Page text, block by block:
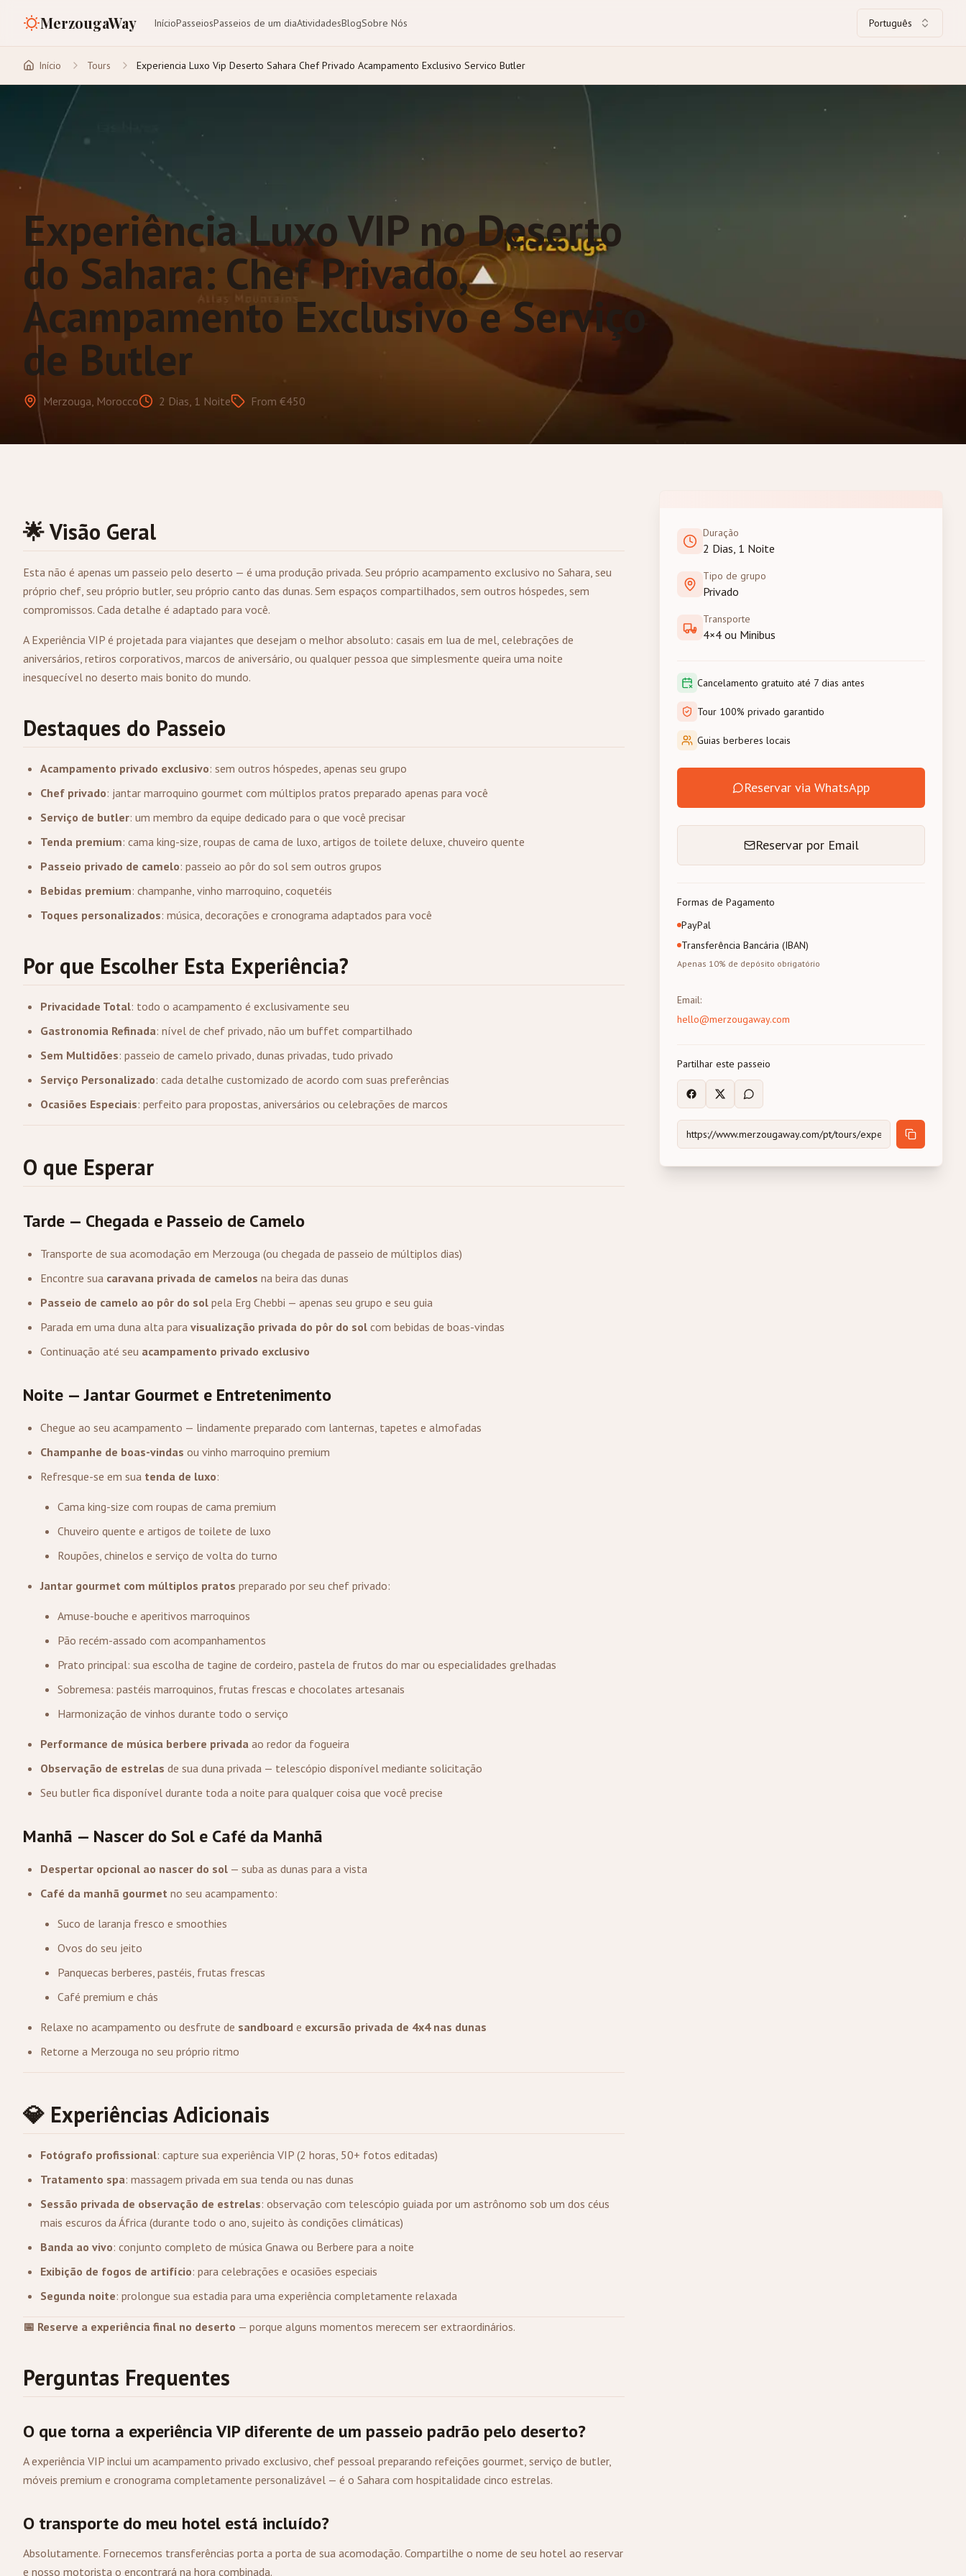
MerzougaWay InícioPasseiosPasseios de um diaAtividadesBlogSobre Nós Português
Início Tours Experiencia Luxo Vip Deserto Sahara Chef Privado Acampamento Exclusivo Servico Butler
Experiência Luxo VIP no Deserto
do Sahara: Chef Privado,
Acampamento Exclusivo e Serviço
de Butler
Merzouga, Morocco 2 Dias, 1 Noite From €450
🌟 Visão Geral
Esta não é apenas um passeio pelo deserto — é uma produção privada. Seu próprio acampamento exclusivo no Sahara, seu
próprio chef, seu próprio butler, seu próprio canto das dunas. Sem espaços compartilhados, sem outros hóspedes, sem
compromissos. Cada detalhe é adaptado para você.
A Experiência VIP é projetada para viajantes que desejam o melhor absoluto: casais em lua de mel, celebrações de
aniversários, retiros corporativos, marcos de aniversário, ou qualquer pessoa que simplesmente queira uma noite
inesquecível no deserto mais bonito do mundo.
Destaques do Passeio
Acampamento privado exclusivo: sem outros hóspedes, apenas seu grupo
Chef privado: jantar marroquino gourmet com múltiplos pratos preparado apenas para você
Serviço de butler: um membro da equipe dedicado para o que você precisar
Tenda premium: cama king-size, roupas de cama de luxo, artigos de toilete deluxe, chuveiro quente
Passeio privado de camelo: passeio ao pôr do sol sem outros grupos
Bebidas premium: champanhe, vinho marroquino, coquetéis
Toques personalizados: música, decorações e cronograma adaptados para você
Por que Escolher Esta Experiência?
Privacidade Total: todo o acampamento é exclusivamente seu
Gastronomia Refinada: nível de chef privado, não um buffet compartilhado
Sem Multidões: passeio de camelo privado, dunas privadas, tudo privado
Serviço Personalizado: cada detalhe customizado de acordo com suas preferências
Ocasiões Especiais: perfeito para propostas, aniversários ou celebrações de marcos
O que Esperar
Tarde — Chegada e Passeio de Camelo
Transporte de sua acomodação em Merzouga (ou chegada de passeio de múltiplos dias)
Encontre sua caravana privada de camelos na beira das dunas
Passeio de camelo ao pôr do sol pela Erg Chebbi — apenas seu grupo e seu guia
Parada em uma duna alta para visualização privada do pôr do sol com bebidas de boas-vindas
Continuação até seu acampamento privado exclusivo
Noite — Jantar Gourmet e Entretenimento
Chegue ao seu acampamento — lindamente preparado com lanternas, tapetes e almofadas
Champanhe de boas-vindas ou vinho marroquino premium
Refresque-se em sua tenda de luxo:
Cama king-size com roupas de cama premium
Chuveiro quente e artigos de toilete de luxo
Roupões, chinelos e serviço de volta do turno
Jantar gourmet com múltiplos pratos preparado por seu chef privado:
Amuse-bouche e aperitivos marroquinos
Pão recém-assado com acompanhamentos
Prato principal: sua escolha de tagine de cordeiro, pastela de frutos do mar ou especialidades grelhadas
Sobremesa: pastéis marroquinos, frutas frescas e chocolates artesanais
Harmonização de vinhos durante todo o serviço
Performance de música berbere privada ao redor da fogueira
Observação de estrelas de sua duna privada — telescópio disponível mediante solicitação
Seu butler fica disponível durante toda a noite para qualquer coisa que você precise
Manhã — Nascer do Sol e Café da Manhã
Despertar opcional ao nascer do sol — suba as dunas para a vista
Café da manhã gourmet no seu acampamento:
Suco de laranja fresco e smoothies
Ovos do seu jeito
Panquecas berberes, pastéis, frutas frescas
Café premium e chás
Relaxe no acampamento ou desfrute de sandboard e excursão privada de 4x4 nas dunas
Retorne a Merzouga no seu próprio ritmo
💎 Experiências Adicionais
Fotógrafo profissional: capture sua experiência VIP (2 horas, 50+ fotos editadas)
Tratamento spa: massagem privada em sua tenda ou nas dunas
Sessão privada de observação de estrelas: observação com telescópio guiada por um astrônomo sob um dos céus
mais escuros da África (durante todo o ano, sujeito às condições climáticas)
Banda ao vivo: conjunto completo de música Gnawa ou Berbere para a noite
Exibição de fogos de artifício: para celebrações e ocasiões especiais
Segunda noite: prolongue sua estadia para uma experiência completamente relaxada
📅 Reserve a experiência final no deserto — porque alguns momentos merecem ser extraordinários.
Perguntas Frequentes
O que torna a experiência VIP diferente de um passeio padrão pelo deserto?
A experiência VIP inclui um acampamento privado exclusivo, chef pessoal preparando refeições gourmet, serviço de butler,
móveis premium e cronograma completamente personalizável — é o Sahara com hospitalidade cinco estrelas.
O transporte do meu hotel está incluído?
Absolutamente. Fornecemos transferências porta a porta de sua acomodação. Compartilhe o nome de seu hotel ao reservar
e nosso motorista o encontrará na hora combinada.
Duração
2 Dias, 1 Noite
Tipo de grupo
Privado
Transporte
4×4 ou Minibus
Cancelamento gratuito até 7 dias antes
Tour 100% privado garantido
Guias berberes locais
Reservar via WhatsApp
Reservar por Email
Formas de Pagamento
PayPal
Transferência Bancária (IBAN)
Apenas 10% de depósito obrigatório
Email:
hello@merzougaway.com
Partilhar este passeio